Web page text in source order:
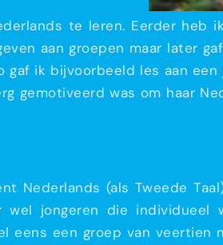
te leren. Eerder heb
aan groepen maar later
ik bijvoorbeeld les aan een
gemotiveerd was om haar
Nederlands (als Tweede
jongeren die individueel
eens een groep van veertien